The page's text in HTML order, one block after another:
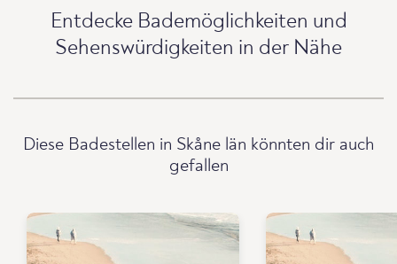
Entdecke Bademöglichkeiten und
Sehenswürdigkeiten in der Nähe
Diese Badestellen in Skåne län könnten dir auch
gefallen